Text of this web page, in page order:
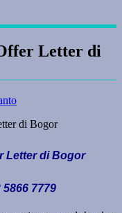
Letter di
Letter di Bogor
7779